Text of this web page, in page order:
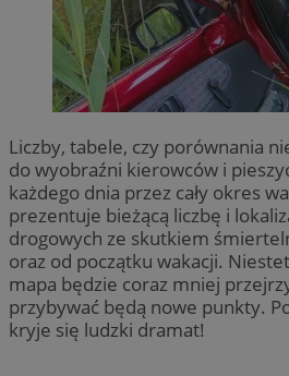
Liczby, tabele, czy porównania
do wyobraźni kierowców i
każdego dnia przez cały okres
prezentuje bieżącą liczbę i
drogowych ze skutkiem
oraz od początku wakacji.
mapa będzie coraz mniej
przybywać będą nowe punkty.
kryje się ludzki dramat!